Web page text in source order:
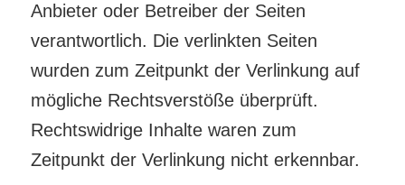
Anbieter oder Betreiber der Seiten
verantwortlich. Die verlinkten Seiten
wurden zum Zeitpunkt der Verlinkung auf
mögliche Rechtsverstöße überprüft.
Rechtswidrige Inhalte waren zum
Zeitpunkt der Verlinkung nicht erkennbar.